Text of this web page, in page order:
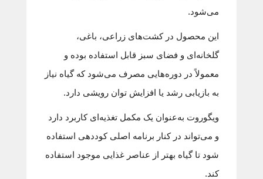
می‌شود.
این محصول در کشت‌های زراعی، باغی،
گلخانه‌ای و فضای سبز قابل استفاده بوده و
معمولاً در دوره‌هایی مصرف می‌شود که گیاه نیاز
به بازیابی رشد یا افزایش توان رویشی دارد.
ویگوروت به‌عنوان یک مکمل تغذیه‌ای کاربرد دارد
و می‌تواند در کنار برنامه اصلی کوددهی استفاده
شود تا گیاه بهتر از عناصر غذایی موجود استفاده
کند.